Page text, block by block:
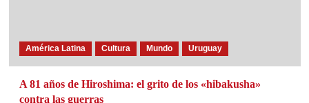
América Latina Cultura Mundo Uruguay
A 81 años de Hiroshima: el grito de los «hibakusha»
contra las guerras